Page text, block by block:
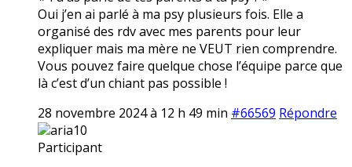
Oui j’en ai parlé à ma psy plusieurs fois. Elle a
organisé des rdv avec mes parents pour leur
expliquer mais ma mère ne VEUT rien comprendre.
Vous pouvez faire quelque chose l’équipe parce que
là c’est d’un chiant pas possible !
28 novembre 2024 à 12 h 49 min #66569 Répondre
aria10
Participant